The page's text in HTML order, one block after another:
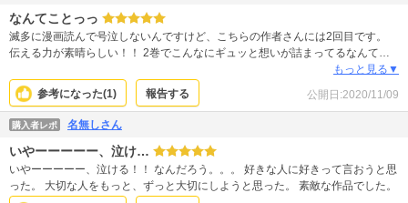
なんてことっっ
滅多に漫画読んで号泣しないんですけど、こちらの作者さんには2回目です。
伝える力が素晴らしい！！ 2巻でこんなにギュッと想いが詰まってるなんて…
されて欲しいです。
もっと見る▼
参考になった(1) 報告する 公開日:2020/11/09
購入者レポ 名無しさん
いやーーーーー、泣け…
いやーーーーー、泣ける！！ なんだろう。。。 好きな人に好きって言おうと思
った。 大切な人をもっと、ずっと大切にしようと思った。 素敵な作品でした。